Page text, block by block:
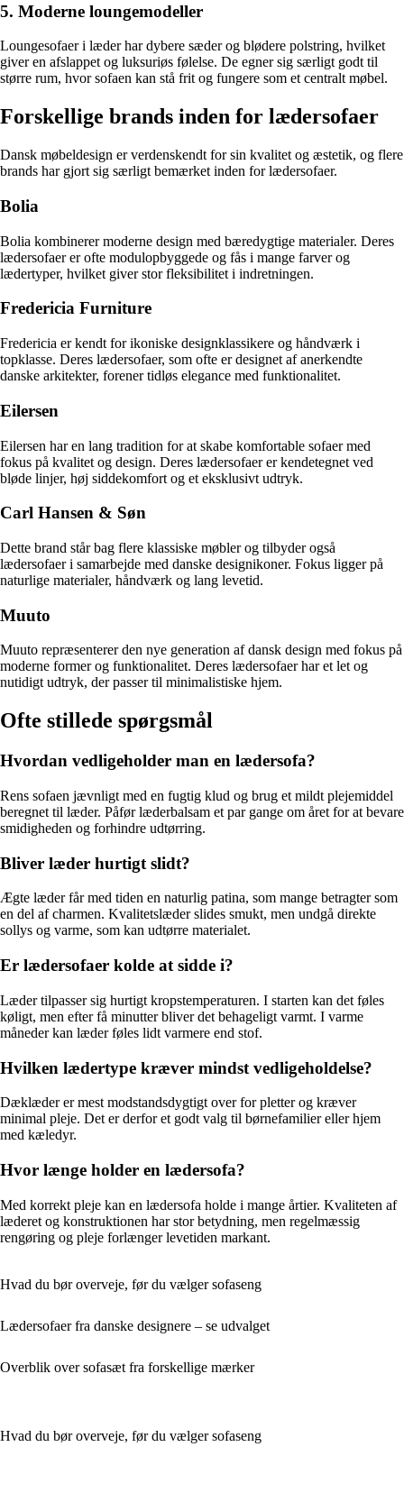
5. Moderne loungemodeller
Loungesofaer i læder har dybere sæder og blødere polstring, hvilket
giver en afslappet og luksuriøs følelse. De egner sig særligt godt til
større rum, hvor sofaen kan stå frit og fungere som et centralt møbel.
Forskellige brands inden for lædersofaer
Dansk møbeldesign er verdenskendt for sin kvalitet og æstetik, og flere
brands har gjort sig særligt bemærket inden for lædersofaer.
Bolia
Bolia kombinerer moderne design med bæredygtige materialer. Deres
lædersofaer er ofte modulopbyggede og fås i mange farver og
lædertyper, hvilket giver stor fleksibilitet i indretningen.
Fredericia Furniture
Fredericia er kendt for ikoniske designklassikere og håndværk i
topklasse. Deres lædersofaer, som ofte er designet af anerkendte
danske arkitekter, forener tidløs elegance med funktionalitet.
Eilersen
Eilersen har en lang tradition for at skabe komfortable sofaer med
fokus på kvalitet og design. Deres lædersofaer er kendetegnet ved
bløde linjer, høj siddekomfort og et eksklusivt udtryk.
Carl Hansen & Søn
Dette brand står bag flere klassiske møbler og tilbyder også
lædersofaer i samarbejde med danske designikoner. Fokus ligger på
naturlige materialer, håndværk og lang levetid.
Muuto
Muuto repræsenterer den nye generation af dansk design med fokus på
moderne former og funktionalitet. Deres lædersofaer har et let og
nutidigt udtryk, der passer til minimalistiske hjem.
Ofte stillede spørgsmål
Hvordan vedligeholder man en lædersofa?
Rens sofaen jævnligt med en fugtig klud og brug et mildt plejemiddel
beregnet til læder. Påfør læderbalsam et par gange om året for at bevare
smidigheden og forhindre udtørring.
Bliver læder hurtigt slidt?
Ægte læder får med tiden en naturlig patina, som mange betragter som
en del af charmen. Kvalitetslæder slides smukt, men undgå direkte
sollys og varme, som kan udtørre materialet.
Er lædersofaer kolde at sidde i?
Læder tilpasser sig hurtigt kropstemperaturen. I starten kan det føles
køligt, men efter få minutter bliver det behageligt varmt. I varme
måneder kan læder føles lidt varmere end stof.
Hvilken lædertype kræver mindst vedligeholdelse?
Dæklæder er mest modstandsdygtigt over for pletter og kræver
minimal pleje. Det er derfor et godt valg til børnefamilier eller hjem
med kæledyr.
Hvor længe holder en lædersofa?
Med korrekt pleje kan en lædersofa holde i mange årtier. Kvaliteten af
læderet og konstruktionen har stor betydning, men regelmæssig
rengøring og pleje forlænger levetiden markant.
Hvad du bør overveje, før du vælger sofaseng
Lædersofaer fra danske designere – se udvalget
Overblik over sofasæt fra forskellige mærker
Hvad du bør overveje, før du vælger sofaseng